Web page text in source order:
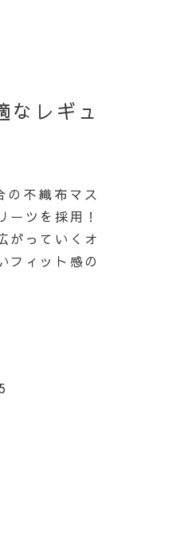
なレギュ
不織布マス
ーツを採用！
がっていくオ
フィット感の